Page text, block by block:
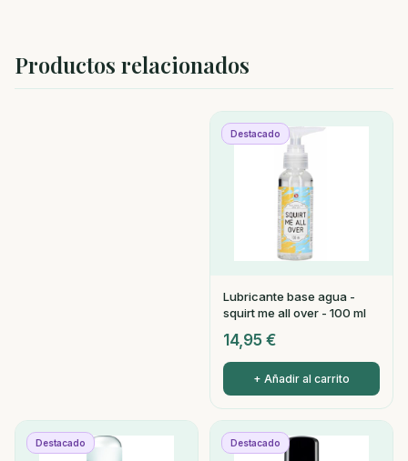
Productos relacionados
Destacado
Lubricante base agua -
squirt me all over - 100 ml
14,95 €
+ Añadir al carrito
Destacado Destacado